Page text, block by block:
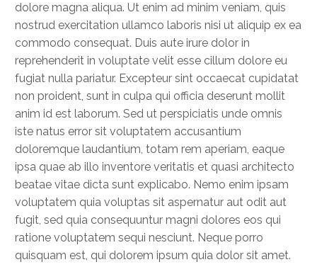
dolore magna aliqua. Ut enim ad minim veniam, quis
nostrud exercitation ullamco laboris nisi ut aliquip ex ea
commodo consequat. Duis aute irure dolor in
reprehenderit in voluptate velit esse cillum dolore eu
fugiat nulla pariatur. Excepteur sint occaecat cupidatat
non proident, sunt in culpa qui officia deserunt mollit
anim id est laborum. Sed ut perspiciatis unde omnis
iste natus error sit voluptatem accusantium
doloremque laudantium, totam rem aperiam, eaque
ipsa quae ab illo inventore veritatis et quasi architecto
beatae vitae dicta sunt explicabo. Nemo enim ipsam
voluptatem quia voluptas sit aspernatur aut odit aut
fugit, sed quia consequuntur magni dolores eos qui
ratione voluptatem sequi nesciunt. Neque porro
quisquam est, qui dolorem ipsum quia dolor sit amet.